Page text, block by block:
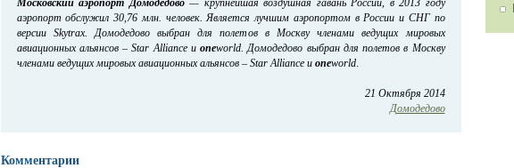
аэропорт обслужил 30,76 млн. человек. Является лучшим аэропортом в России и СНГ по
версии Skytrax. Домодедово выбран для полетов в Москву членами ведущих мировых
авиационных альянсов – Star Alliance и oneworld. Домодедово выбран для полетов в Москву
членами ведущих мировых авиационных альянсов – Star Alliance и oneworld.
21 Октября 2014
Домодедово
Комментарии